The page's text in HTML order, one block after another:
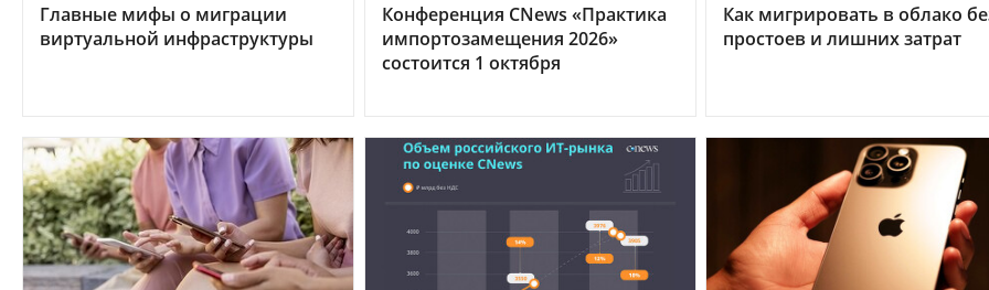
Главные мифы о миграции
виртуальной инфраструктуры
Конференция CNews «Практика
импортозамещения 2026»
состоится 1 октября
Как мигрировать в облако
простоев и лишних затрат